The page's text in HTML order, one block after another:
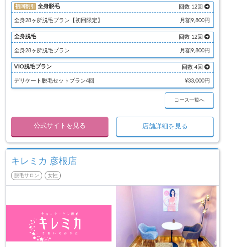
初回割引 全身脱毛 回数 12回
全身28ヶ所脱毛プラン【初回限定】 月額9,800円
全身脱毛 回数 12回
全身28ヶ所脱毛プラン 月額9,800円
VIO脱毛プラン 回数 4回
デリケート脱毛セットプラン4回 ¥33,000円
コース一覧へ
公式サイトを見る 店舗詳細を見る
キレミカ 彦根店
脱毛サロン 女性